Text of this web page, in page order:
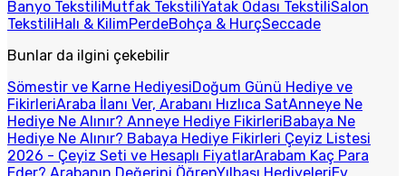
Banyo TekstiliMutfak TekstiliYatak Odası TekstiliSalon
TekstiliHalı & KilimPerdeBohça & HurçSeccade
Bunlar da ilgini çekebilir
Sömestir ve Karne HediyesiDoğum Günü Hediye ve
FikirleriAraba İlanı Ver, Arabanı Hızlıca SatAnneye Ne
Hediye Ne Alınır? Anneye Hediye FikirleriBabaya Ne
Hediye Ne Alınır? Babaya Hediye Fikirleri Çeyiz Listesi
2026 - Çeyiz Seti ve Hesaplı FiyatlarArabam Kaç Para